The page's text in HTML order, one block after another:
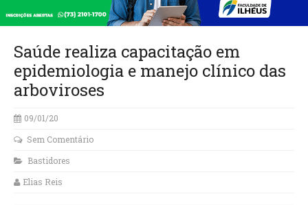
Saúde realiza capacitação em
epidemiologia e manejo clínico das
arboviroses
09/01/20
Sem Comentário
Bastidores
Elias Reis